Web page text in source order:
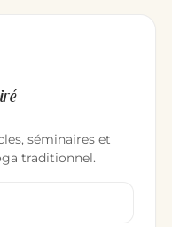
séminaires et
traditionnel.